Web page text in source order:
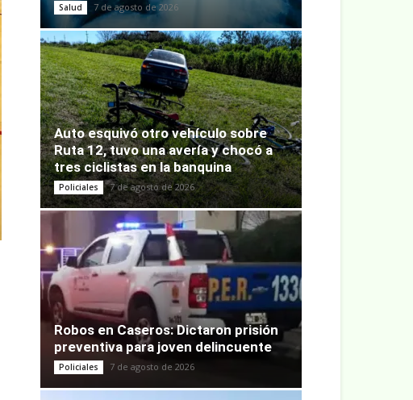
Salud 7 de agosto de 2026
Auto esquivó otro vehículo sobre
Ruta 12, tuvo una avería y chocó a
tres ciclistas en la banquina
Policiales 7 de agosto de 2026
Robos en Caseros: Dictaron prisión
preventiva para joven delincuente
Policiales 7 de agosto de 2026